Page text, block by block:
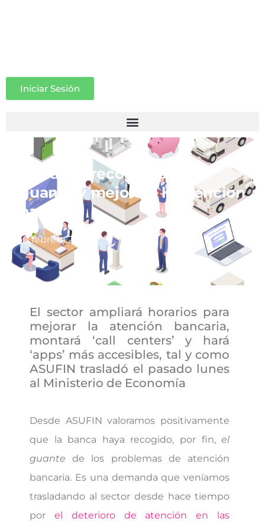
Iniciar Sesión
La banca recoge nuestro
guante y mejorará la atención
bancaria
10 febrero 2022
El sector ampliará horarios para
mejorar la atención bancaria,
montará ‘call centers’ y hará
‘apps’ más accesibles, tal y como
ASUFIN trasladó el pasado lunes
al Ministerio de Economía
Desde ASUFIN valoramos positivamente
que la banca haya recogido, por fin,el
guante de los problemas de atención
bancaria. Es una demanda que veníamos
trasladando al sector desde hace tiempo
por el deterioro de atención en las